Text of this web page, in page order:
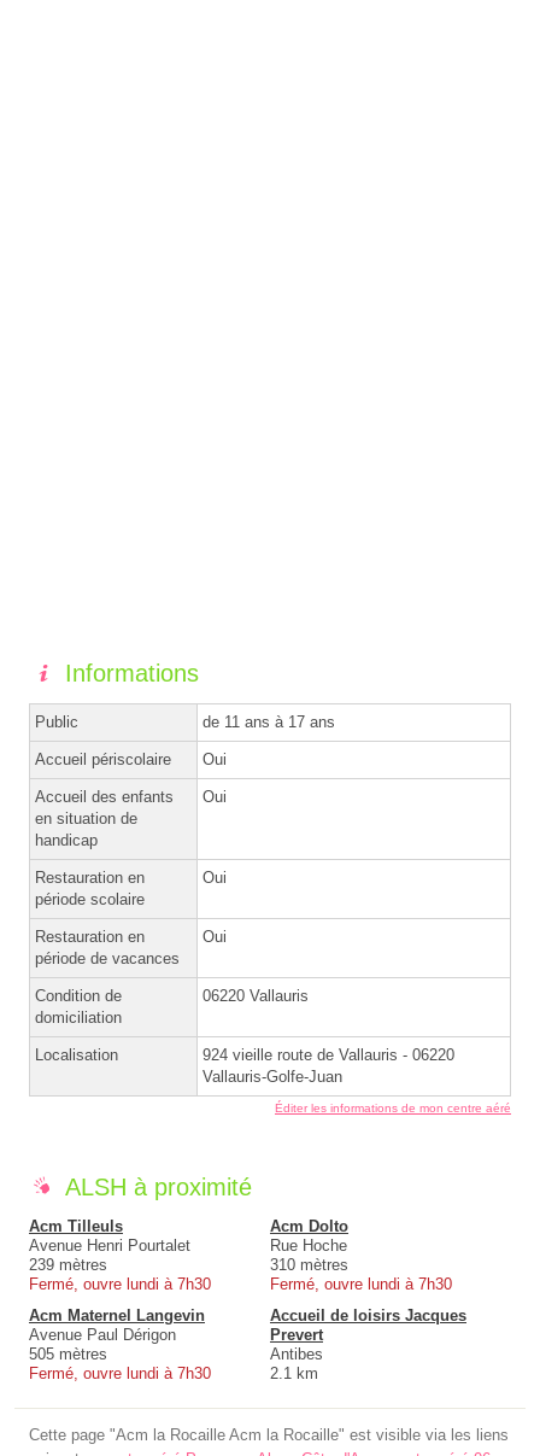
Informations
Public de 11 ans à 17 ans
Accueil périscolaire Oui
Accueil des enfants
en situation de
handicap
Oui
Restauration en
période scolaire
Oui
Restauration en
période de vacances
Oui
Condition de
domiciliation
06220 Vallauris
Localisation
924 vieille route de Vallauris - 06220
Vallauris-Golfe-Juan
Éditer les informations de mon centre aéré
ALSH à proximité
Acm Tilleuls
Avenue Henri Pourtalet
239 mètres
Fermé, ouvre lundi à 7h30
Acm Dolto
Rue Hoche
310 mètres
Fermé, ouvre lundi à 7h30
Acm Maternel Langevin
Avenue Paul Dérigon
505 mètres
Fermé, ouvre lundi à 7h30
Accueil de loisirs Jacques
Prevert
Antibes
2.1 km
Cette page "Acm la Rocaille Acm la Rocaille" est visible via les liens